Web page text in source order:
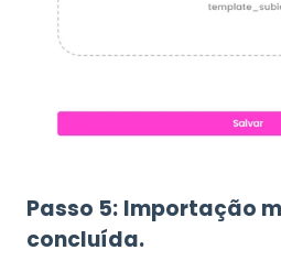
Passo 5: Importação
concluída.